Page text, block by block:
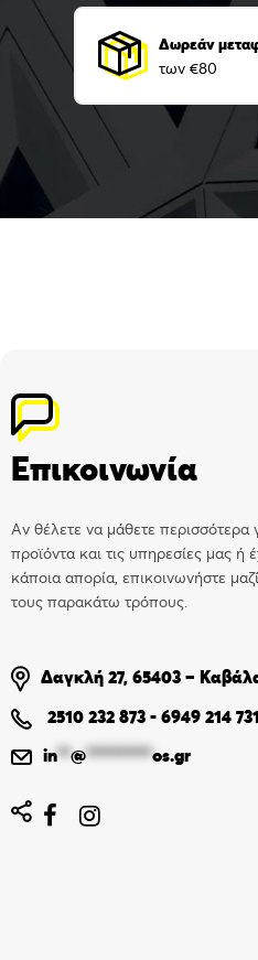
Δωρεάν
των €80
Επικοινωνία
Αν θέλετε να μάθετε περισσότερα
προϊόντα και τις υπηρεσίες μας ή
κάποια απορία, επικοινωνήστε
τους παρακάτω τρόπους.
Δαγκλή 27, 65403 –
2510 232 873 - 6949 214 731
in**@**********os.gr
 